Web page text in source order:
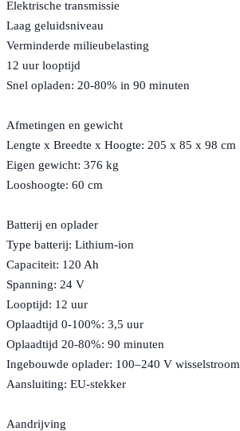
Elektrische transmissie
Laag geluidsniveau
Verminderde milieubelasting
12 uur looptijd
Snel opladen: 20-80% in 90 minuten
Afmetingen en gewicht
Lengte x Breedte x Hoogte: 205 x 85 x 98 cm
Eigen gewicht: 376 kg
Looshoogte: 60 cm
Batterij en oplader
Type batterij: Lithium-ion
Capaciteit: 120 Ah
Spanning: 24 V
Looptijd: 12 uur
Oplaadtijd 0-100%: 3,5 uur
Oplaadtijd 20-80%: 90 minuten
Ingebouwde oplader: 100–240 V wisselstroom
Aansluiting: EU-stekker
Aandrijving